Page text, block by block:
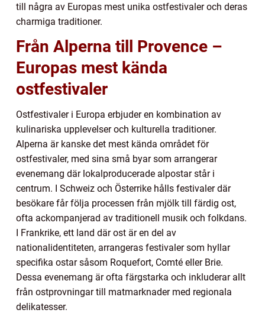
till några av Europas mest unika ostfestivaler och deras
charmiga traditioner.
Från Alperna till Provence –
Europas mest kända
ostfestivaler
Ostfestivaler i Europa erbjuder en kombination av
kulinariska upplevelser och kulturella traditioner.
Alperna är kanske det mest kända området för
ostfestivaler, med sina små byar som arrangerar
evenemang där lokalproducerade alpostar står i
centrum. I Schweiz och Österrike hålls festivaler där
besökare får följa processen från mjölk till färdig ost,
ofta ackompanjerad av traditionell musik och folkdans.
I Frankrike, ett land där ost är en del av
nationalidentiteten, arrangeras festivaler som hyllar
specifika ostar såsom Roquefort, Comté eller Brie.
Dessa evenemang är ofta färgstarka och inkluderar allt
från ostprovningar till matmarknader med regionala
delikatesser.